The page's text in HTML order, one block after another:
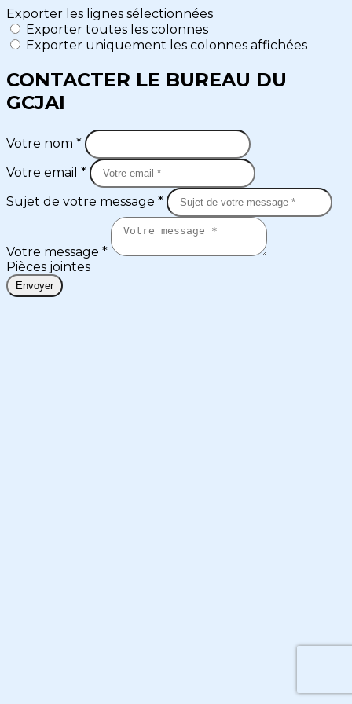
Exporter les lignes sélectionnées
Exporter toutes les colonnes
Exporter uniquement les colonnes affichées
CONTACTER LE BUREAU DU
GCJAI
Votre nom *
Votre email *
Sujet de votre message *
Votre message *
Pièces jointes
Envoyer